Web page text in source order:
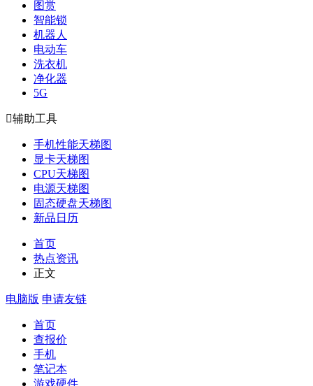
图赏
智能锁
机器人
电动车
洗衣机
净化器
5G
辅助工具
手机性能天梯图
显卡天梯图
CPU天梯图
电源天梯图
固态硬盘天梯图
新品日历
首页
热点资讯
正文
电脑版 申请友链
首页
查报价
手机
笔记本
游戏硬件